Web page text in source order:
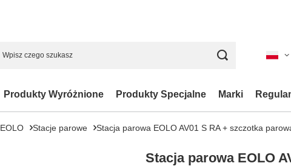
Produkty Wyróżnione Produkty Specjalne Marki
EOLO Stacje parowe Stacja parowa EOLO AV01 S RA + szczotka
Stacja parowa EOLO